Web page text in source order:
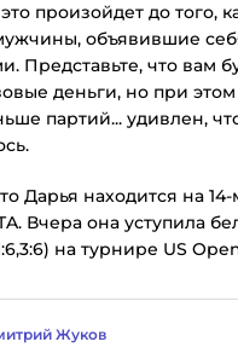
произойдет до того,
объявившие
Представьте, что вам
деньги, но при
партий... удивлен,
Дарья находится на
Вчера она уступила
на турнире US
Жуков